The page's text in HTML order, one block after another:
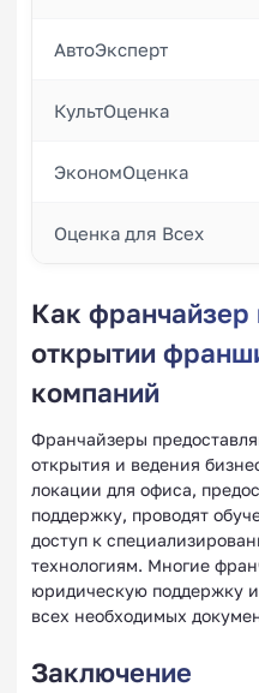
АвтоЭксперт
КультОценка
ЭкономОценка
Оценка для Всех
Как франчайзер
открытии
компаний
Франчайзеры
открытия и ведения
локации для офиса,
поддержку, проводят
доступ к
технологиям. Многие
юридическую поддержку
всех необходимых
Заключение